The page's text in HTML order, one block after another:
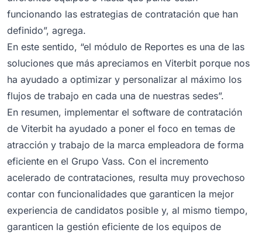
funcionando las estrategias de contratación que han
definido”, agrega.
En este sentido, “el módulo de Reportes es una de las
soluciones que más apreciamos en Viterbit porque nos
ha ayudado a optimizar y personalizar al máximo los
flujos de trabajo en cada una de nuestras sedes”.
En resumen, implementar el software de contratación
de Viterbit ha ayudado a poner el foco en temas de
atracción y trabajo de la marca empleadora de forma
eficiente en el Grupo Vass. Con el incremento
acelerado de contrataciones, resulta muy provechoso
contar con funcionalidades que garanticen la mejor
experiencia de candidatos posible y, al mismo tiempo,
garanticen la gestión eficiente de los equipos de